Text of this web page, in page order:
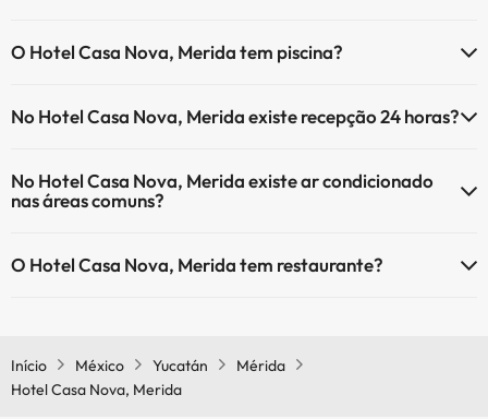
O Hotel Casa Nova, Merida tem piscina?
Aqui tem mais info sobre a piscina e outras facilidades.
Piscina exterior (toda a temporada)
No Hotel Casa Nova, Merida existe recepção 24 horas?
No Hotel Casa Nova, Merida existe ar condicionado
nas áreas comuns?
comuns.
O Hotel Casa Nova, Merida tem restaurante?
Início México Yucatán
Mérida
Hotel Casa Nova, Merida